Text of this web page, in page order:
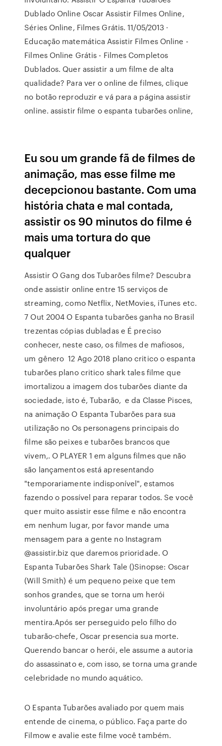
Dublado Online Oscar Assistir Filmes Online,
Séries Online, Filmes Grátis. 11/05/2013 ·
Educação matemática Assistir Filmes Online -
Filmes Online Grátis - Filmes Completos
Dublados. Quer assistir a um filme de alta
qualidade? Para ver o online de filmes, clique
no botão reproduzir e vá para a página assistir
online. assistir filme o espanta tubarões online,
Eu sou um grande fã de filmes de
animação, mas esse filme me
decepcionou bastante. Com uma
história chata e mal contada,
assistir os 90 minutos do filme é
mais uma tortura do que
qualquer
Assistir O Gang dos Tubarões filme? Descubra
onde assistir online entre 15 serviços de
streaming, como Netflix, NetMovies, iTunes etc.
7 Out 2004 O Espanta tubarões ganha no Brasil
trezentas cópias dubladas e É preciso
conhecer, neste caso, os filmes de mafiosos,
um gênero 12 Ago 2018 plano critico o espanta
tubarões plano critico shark tales filme que
imortalizou a imagem dos tubarões diante da
sociedade, isto é, Tubarão, e da Classe Pisces,
na animação O Espanta Tubarões para sua
utilização no Os personagens principais do
filme são peixes e tubarões brancos que
vivem,. O PLAYER 1 em alguns filmes que não
são lançamentos está apresentando
"temporariamente indisponível", estamos
fazendo o possível para reparar todos. Se você
quer muito assistir esse filme e não encontra
em nenhum lugar, por favor mande uma
mensagem para a gente no Instagram
@assistir.biz que daremos prioridade. O
Espanta Tubarões Shark Tale ()Sinopse: Oscar
(Will Smith) é um pequeno peixe que tem
sonhos grandes, que se torna um herói
involuntário após pregar uma grande
mentira.Após ser perseguido pelo filho do
tubarão-chefe, Oscar presencia sua morte.
Querendo bancar o herói, ele assume a autoria
do assassinato e, com isso, se torna uma grande
celebridade no mundo aquático.
O Espanta Tubarões avaliado por quem mais
entende de cinema, o público. Faça parte do
Filmow e avalie este filme você também.